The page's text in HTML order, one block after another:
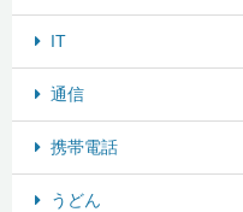
IT
通信
携帯電話
うどん